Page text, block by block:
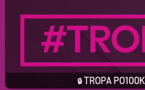
🔒TROPA PO100K